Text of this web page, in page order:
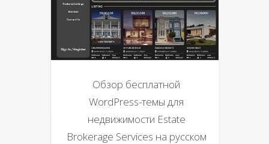
Обзор бесплатной
WordPress-темы для
недвижимости Estate
Brokerage Services на русском